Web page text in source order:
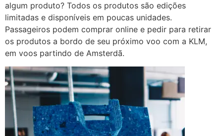
algum produto? Todos os produtos são edições
limitadas e disponíveis em poucas unidades.
Passageiros podem comprar online e pedir para retirar
os produtos a bordo de seu próximo voo com a KLM,
em voos partindo de Amsterdã.